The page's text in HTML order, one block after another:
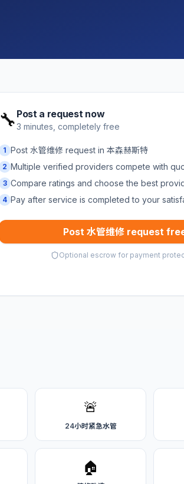
🔧 Post a request now
3 minutes, completely free
1 Post 水管维修 request in 本森赫斯特
2 Multiple verified providers compete with
3 Compare ratings and choose the best
4 Pay after service is completed to your
Post 水管维修 request
Optional escrow for payment
🚨
24小时紧急水管
🏠